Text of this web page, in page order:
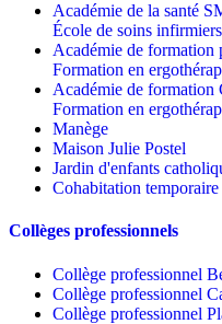
Académie de la santé
École de soins
Académie de formation
Formation en
Académie de formation
Formation en
Manège
Maison Julie Postel
Jardin d'enfants
Cohabitation temporaire
Collèges professionnels
Collège professionnel
Collège professionnel
Collège professionnel